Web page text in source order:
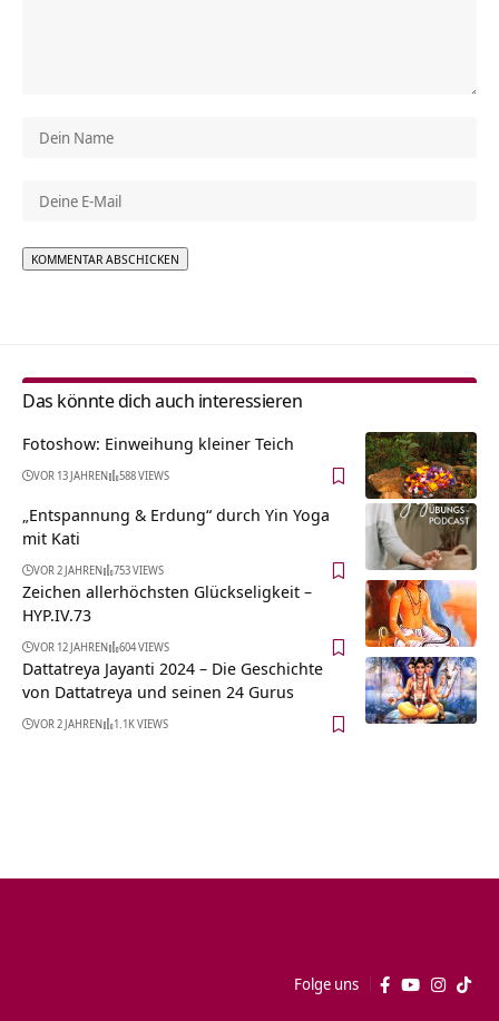
Das könnte dich auch interessieren
Fotoshow: Einweihung kleiner Teich
VOR 13 JAHREN 588 VIEWS
„Entspannung & Erdung“ durch Yin Yoga
mit Kati
VOR 2 JAHREN 753 VIEWS
Zeichen allerhöchsten Glückseligkeit –
HYP.IV.73
VOR 12 JAHREN 604 VIEWS
Dattatreya Jayanti 2024 – Die Geschichte
von Dattatreya und seinen 24 Gurus
VOR 2 JAHREN 1.1K VIEWS
Folge uns